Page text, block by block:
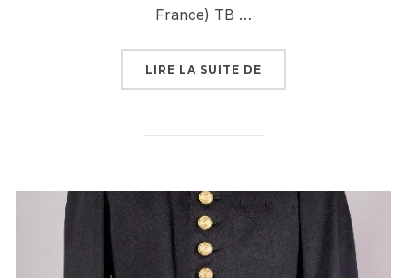
France) TB …
LIRE LA SUITE DE